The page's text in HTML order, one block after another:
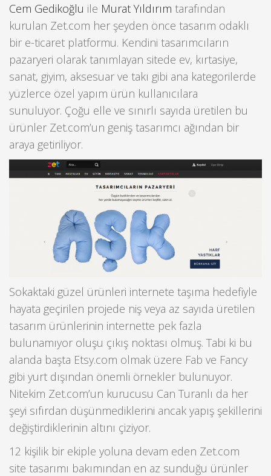
Cem Gedikoğlu ile Murat Yıldırım tarafından
kurulan Zet.com her şeyden önce tasarım odaklı
bir e-ticaret platformu. Kendini tasarımcıların
pazaryeri olarak tanımlayan sitede ev, kırtasiye,
sanat, giyim, aksesuar ve takı gibi ana kategorilerde
yüzlerce özel yapım ürün kullanıcılara
sunuluyor. Çoğu elle ve sınırlı sayıda üretilen bu
ürünler Zet.com’un geniş tasarımcı ağından bir
araya getiriliyor.
Sokaktaki güzel ürünleri internete taşıma hedefiyle
hayata geçirilen projede niş veya az sayıda üretilen
tasarım ürünlerinin internette pek fazla
bulunamıyor oluşu çıkış noktası olmuş. Tabi ki bu
alanda başta Etsy.com olmak üzere Fab ve Fancy
gibi yurt dışından önemli örnekler bulunuyor.
Nitekim Zet.com’un kurucusu Can Turanlı da her
şeyi sıfırdan düşünmediklerini ancak yapış şekillerini
değiştirdiklerinin altını çiziyor.
12 kişilik bir ekiple yoluna devam eden Zet.com
site tasarımı bakımından en az sunduğu ürünler